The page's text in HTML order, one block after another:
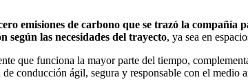
emisiones de carbono que se trazó la compañía
según las necesidades del trayecto, ya sea en
que funciona la mayor parte del tiempo,
conducción ágil, segura y responsable con el medio